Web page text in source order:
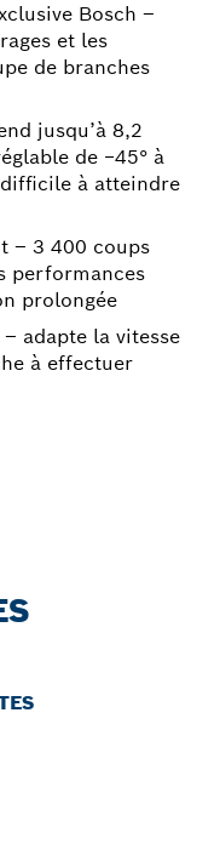
Bosch –
et les
de branches
jusqu’à 8,2
de −45° à
à atteindre
– 3 400 coups
performances
prolongée
adapte la vitesse
à effectuer